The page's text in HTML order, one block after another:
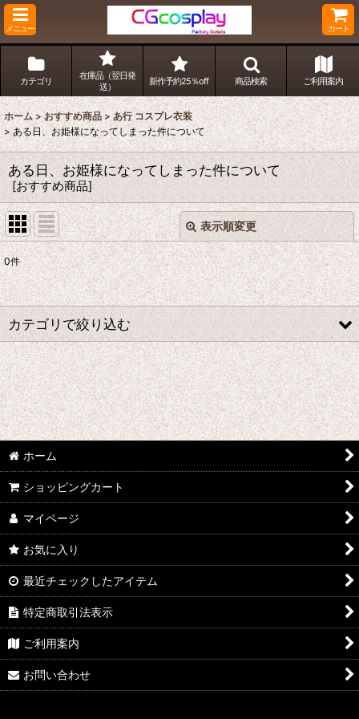
メニュー カート
カテゴリ
在庫品（翌日発
送）
新作予約25％off 商品検索 ご利用案内
ホーム > おすすめ商品 > あ行 コスプレ衣装
> ある日、お姫様になってしまった件について
ある日、お姫様になってしまった件について
[おすすめ商品]
表示順変更
表示数:
並び順:
絞り込む
閉じる
0件
カテゴリで絞り込む
あ行 コスプレ衣装 (全商品)
ウマ娘プリティーダービー
あんさんぶるスターズ
IdentityV
アズールレーン
王様ランキング
イケメン戦国 時をかける恋
イケメン革命 アリスと恋の魔法
イケメンヴァンパイア
A3!(エースリー)
ホーム
ショッピングカート
マイページ
お気に入り
最近チェックしたアイテム
特定商取引法表示
ご利用案内
お問い合わせ